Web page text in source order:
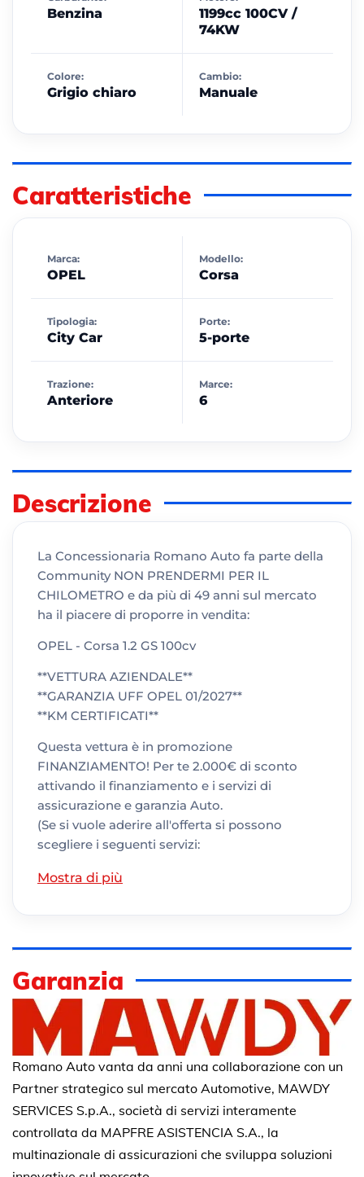
Benzina
1199cc 100CV /
74KW
Colore:
Grigio chiaro
Cambio:
Manuale
Caratteristiche
Marca:
OPEL
Modello:
Corsa
Tipologia:
City Car
Porte:
5-porte
Trazione:
Anteriore
Marce:
6
Descrizione
La Concessionaria Romano Auto fa parte della
Community NON PRENDERMI PER IL
CHILOMETRO e da più di 49 anni sul mercato
ha il piacere di proporre in vendita:
OPEL - Corsa 1.2 GS 100cv
**VETTURA AZIENDALE**
**GARANZIA UFF OPEL 01/2027**
**KM CERTIFICATI**
Questa vettura è in promozione
FINANZIAMENTO! Per te 2.000€ di sconto
attivando il finanziamento e i servizi di
assicurazione e garanzia Auto.
(Se si vuole aderire all'offerta si possono
scegliere i seguenti servizi:
Mostra di più
Garanzia
Romano Auto vanta da anni una collaborazione con un
Partner strategico sul mercato Automotive, MAWDY
SERVICES S.p.A., società di servizi interamente
controllata da MAPFRE ASISTENCIA S.A., la
multinazionale di assicurazioni che sviluppa soluzioni